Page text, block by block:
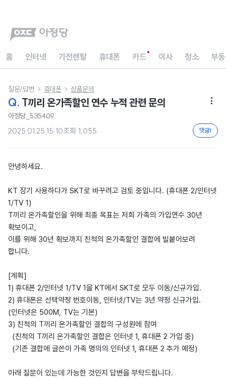
홈 인터넷 가전렌탈 휴대폰 카드 이사 청소 부
질문/답변  휴대폰  상품문의
Q. T끼리 온가족할인 연수 누적 관련 문의 
아정당_535409
2025.01.25 15:10조회 1,055 댓글1
안녕하세요.
KT 장기 사용하다가 SKT로 바꾸려고 검토 중입니다. (휴대폰 2/인터넷
1/TV 1)
T끼리 온가족할인을 위해 최종 목표는 저희 가족의 가입연수 30년
확보이고,
이를 위해 30년 확보까지 친척의 온가족할인 결합에 빌붙어보려
합니다.
[계획]
1) 휴대폰 2/인터넷 1/TV 1을 KT에서 SKT로 모두 이동/신규가입.
2) 휴대폰은 선택약정 번호이동, 인터넷/TV는 3년 약정 신규가입.
(인터넷은 500M, TV는 기본)
3) 친척의 T끼리 온가족할인 결합의 구성원에 참여
(친척의 T끼리 온가족할인 결합은 인터넷 1, 휴대폰 2 가입 중)
(기존 결합에 글쓴이 가족 명의의 인터넷 1, 휴대폰 2 추가 예정)
아래 질문이 있는데 가능한 것인지 답변을 부탁드립니다.